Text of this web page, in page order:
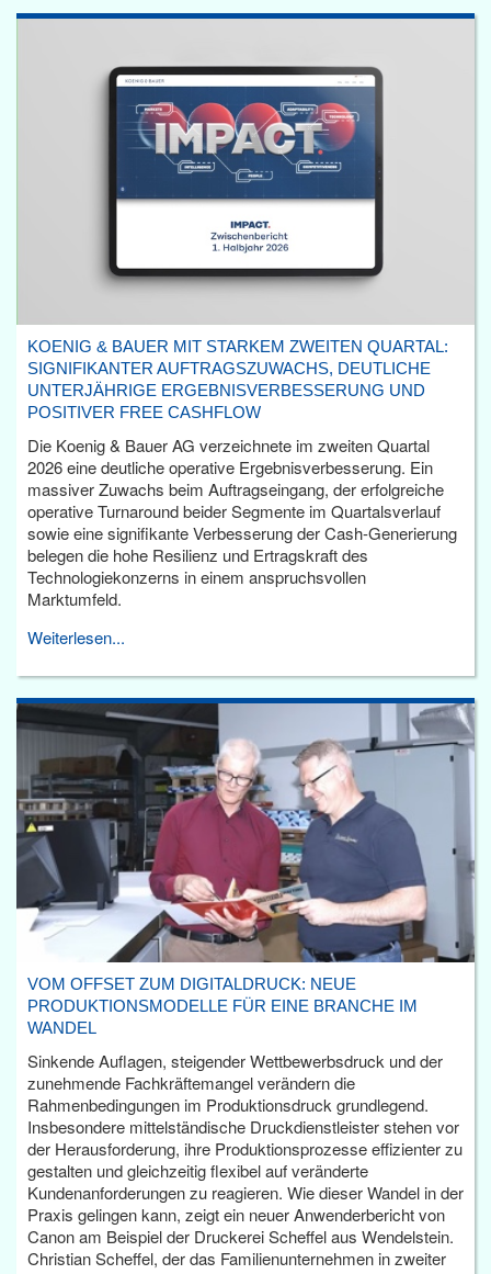
KOENIG & BAUER MIT STARKEM ZWEITEN QUARTAL:
SIGNIFIKANTER AUFTRAGSZUWACHS, DEUTLICHE
UNTERJÄHRIGE ERGEBNISVERBESSERUNG UND
POSITIVER FREE CASHFLOW
Die Koenig & Bauer AG verzeichnete im zweiten Quartal
2026 eine deutliche operative Ergebnisverbesserung. Ein
massiver Zuwachs beim Auftragseingang, der erfolgreiche
operative Turnaround beider Segmente im Quartalsverlauf
sowie eine signifikante Verbesserung der Cash-Generierung
belegen die hohe Resilienz und Ertragskraft des
Technologiekonzerns in einem anspruchsvollen
Marktumfeld.
Weiterlesen...
VOM OFFSET ZUM DIGITALDRUCK: NEUE
PRODUKTIONSMODELLE FÜR EINE BRANCHE IM
WANDEL
Sinkende Auflagen, steigender Wettbewerbsdruck und der
zunehmende Fachkräftemangel verändern die
Rahmenbedingungen im Produktionsdruck grundlegend.
Insbesondere mittelständische Druckdienstleister stehen vor
der Herausforderung, ihre Produktionsprozesse effizienter zu
gestalten und gleichzeitig flexibel auf veränderte
Kundenanforderungen zu reagieren. Wie dieser Wandel in der
Praxis gelingen kann, zeigt ein neuer Anwenderbericht von
Canon am Beispiel der Druckerei Scheffel aus Wendelstein.
Christian Scheffel, der das Familienunternehmen in zweiter